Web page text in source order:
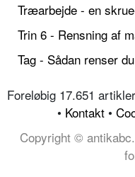
Træarbejde - en
Trin 6 - Rensning af
Tag - Sådan renser
Foreløbig 17.651
• Kontakt •
Copyright ©